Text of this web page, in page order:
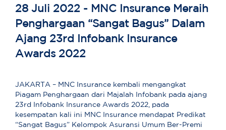
28 Juli 2022 - MNC Insurance Meraih
Penghargaan “Sangat Bagus” Dalam
Ajang 23rd Infobank Insurance
Awards 2022
JAKARTA – MNC Insurance kembali mengangkat
Piagam Penghargaan dari Majalah Infobank pada ajang
23rd Infobank Insurance Awards 2022, pada
kesempatan kali ini MNC Insurance mendapat Predikat
“Sangat Bagus” Kelompok Asuransi Umum Ber-Premi